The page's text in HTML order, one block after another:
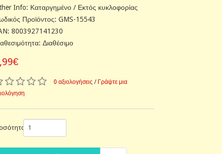
Info: Καταργημένο / Εκτός κυκλοφορίας
Προϊόντος: GMS-15543
8003927141230
Διαθέσιμο
0 αξιολογήσεις / Γράψτε μια